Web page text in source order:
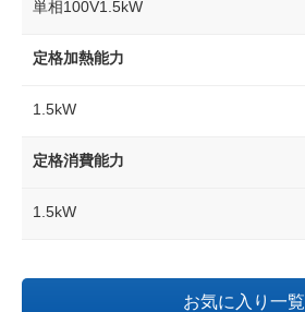
単相100V1.5kW
定格加熱能力
1.5kW
定格消費能力
1.5kW
お気に入り一覧